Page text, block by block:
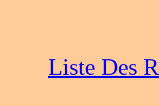
Liste Des